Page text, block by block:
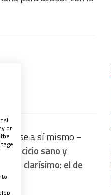
a sí mismo –
ejercicio sano y
clarísimo: el de
or
to